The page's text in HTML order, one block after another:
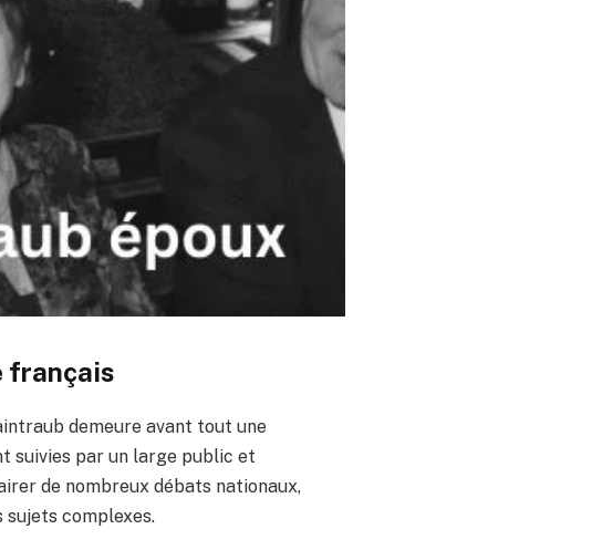
français
demeure avant tout une
suivies par un large public et
de nombreux débats nationaux,
complexes.